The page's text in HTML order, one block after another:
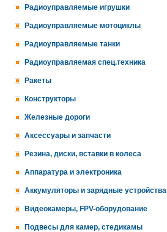
Радиоуправляемые игрушки
Радиоуправляемые мотоциклы
Радиоуправляемые танки
Радиоуправляемая спец.техника
Ракеты
Конструкторы
Железные дороги
Аксессуары и запчасти
Резина, диски, вставки в колеса
Аппаратура и электроника
Аккумуляторы и зарядные устройства
Видеокамеры, FPV-оборудование
Подвесы для камер, стедикамы